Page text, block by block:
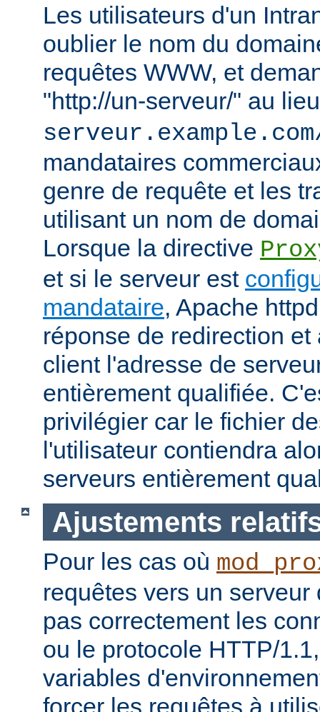
Les utilisateurs d'un
oublier le nom du
requêtes WWW, et
"http://un-serveur/" au
mandataires
genre de requête et les
utilisant un nom de
Lorsque la directive
et si le serveur est
mandataire, Apache
réponse de redirection
client l'adresse de
entièrement qualifiée.
privilégier car le fichier
l'utilisateur contiendra
serveurs entièrement
Ajustements
Pour les cas où
requêtes vers un
pas correctement les
ou le protocole HTTP/
variables
forcer les requêtes à